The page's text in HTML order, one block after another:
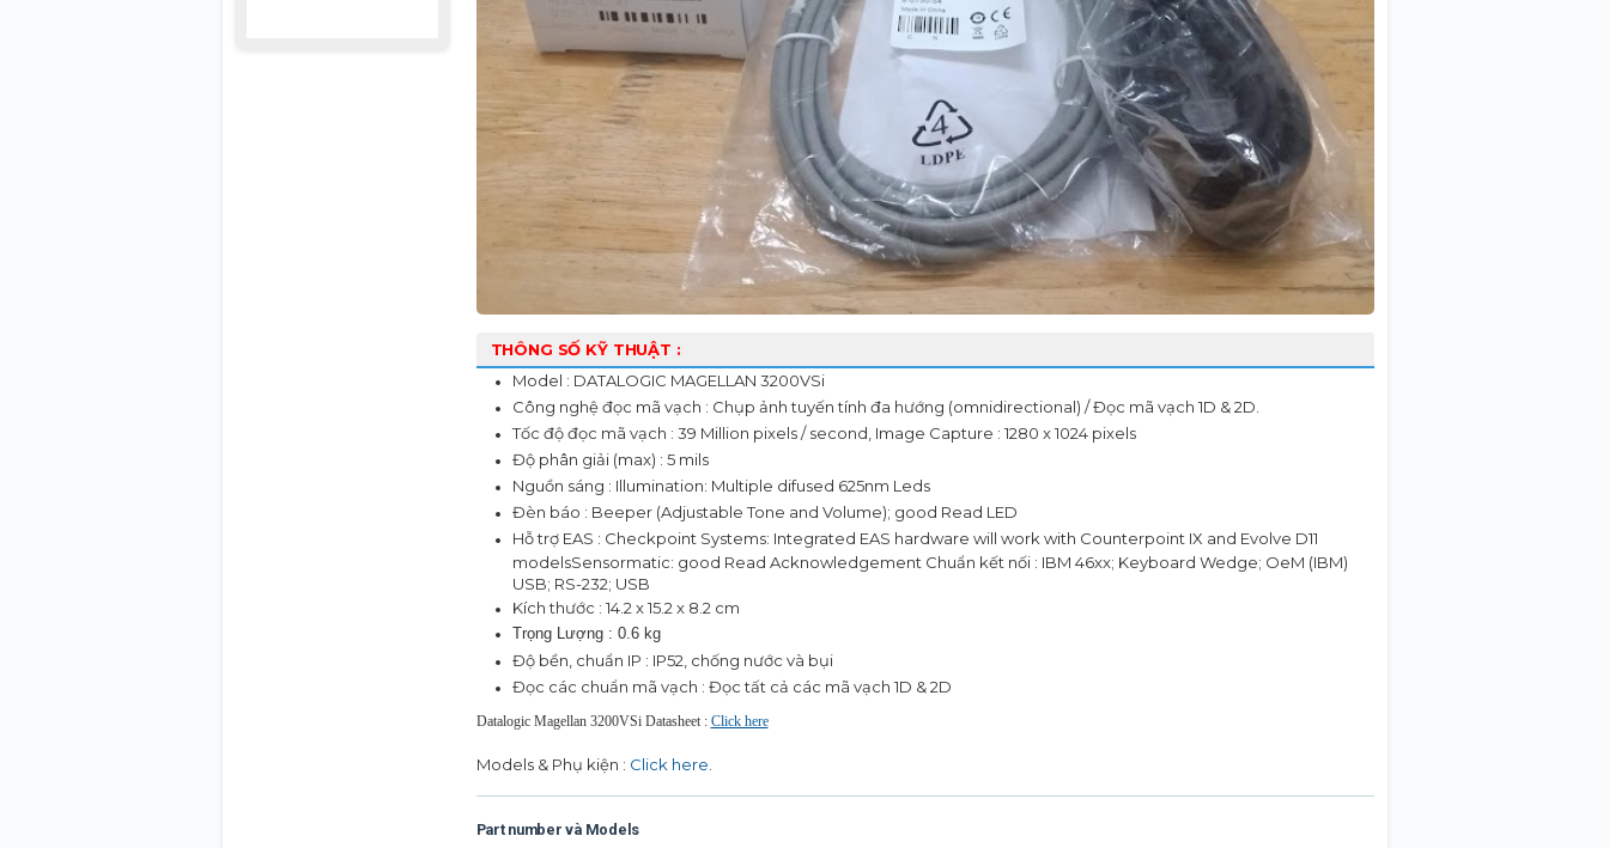
THÔNG SỐ KỸ THUẬT :
Model : DATALOGIC MAGELLAN 3200VSi
Công nghệ đọc mã vạch : Chụp ảnh tuyến tính đa hướng (omnidirectional) / Đọc mã vạch 1D & 2D.
Tốc độ đọc mã vạch : 39 Million pixels / second, Image Capture : 1280 x 1024 pixels
Độ phân giải (max) : 5 mils
Nguồn sáng : Illumination: Multiple difused 625nm Leds
Đèn báo : Beeper (Adjustable Tone and Volume); good Read LED
Hỗ trợ EAS : Checkpoint Systems: Integrated EAS hardware will work with Counterpoint IX and Evolve D11
modelsSensormatic: good Read Acknowledgement Chuẩn kết nối : IBM 46xx; Keyboard Wedge; OeM (IBM)
USB; RS-232; USB
Kích thước : 14.2 x 15.2 x 8.2 cm
Trọng Lượng : 0.6 kg
Độ bền, chuẩn IP : IP52, chống nước và bụi
Đọc các chuẩn mã vạch : Đọc tất cả các mã vạch 1D & 2D
Datalogic Magellan 3200VSi Datasheet: Click here
Models & Phụ kiện : Click here.
Part number và Models